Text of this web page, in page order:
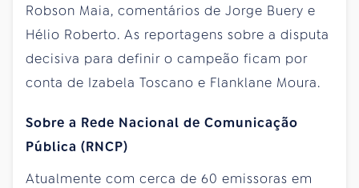
Robson Maia, comentários de Jorge Buery e
Hélio Roberto. As reportagens sobre a disputa
decisiva para definir o campeão ficam por
conta de Izabela Toscano e Flanklane Moura.
Sobre a Rede Nacional de Comunicação
Pública (RNCP)
Atualmente com cerca de 60 emissoras em